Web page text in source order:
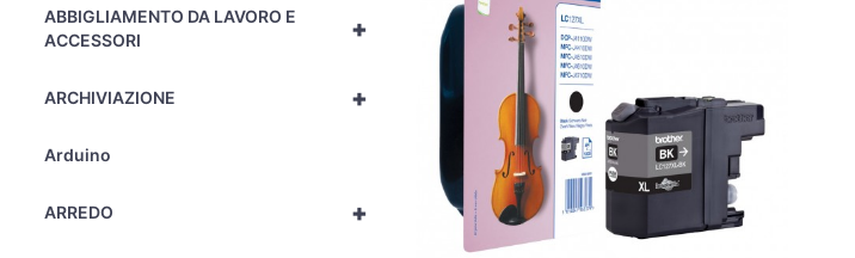
+
ABBIGLIAMENTO DA LAVORO E
ACCESSORI
+
ARCHIVIAZIONE
Arduino
+
ARREDO